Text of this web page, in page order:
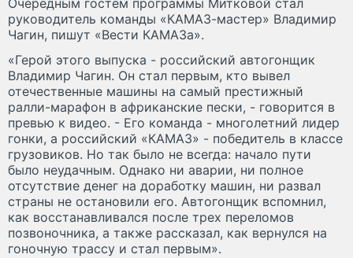
Очередным гостем программы Митковой стал
руководитель команды «КАМАЗ-мастер» Владимир
Чагин, пишут «Вести КАМАЗа».
«Герой этого выпуска - российский автогонщик
Владимир Чагин. Он стал первым, кто вывел
отечественные машины на самый престижный
ралли-марафон в африканские пески, - говорится в
превью к видео. - Его команда - многолетний лидер
гонки, а российский «КАМАЗ» - победитель в классе
грузовиков. Но так было не всегда: начало пути
было неудачным. Однако ни аварии, ни полное
отсутствие денег на доработку машин, ни развал
страны не остановили его. Автогонщик вспомнил,
как восстанавливался после трех переломов
позвоночника, а также рассказал, как вернулся на
гоночную трассу и стал первым».